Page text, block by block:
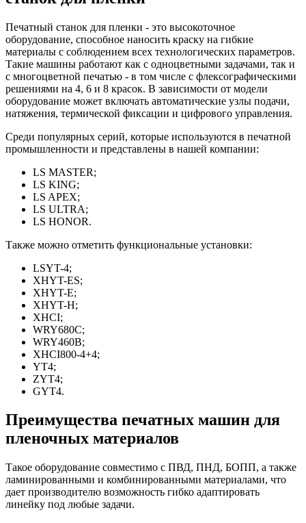
Печатный станок для пленки - это высокоточное
оборудование, способное наносить краску на гибкие
материалы с соблюдением всех технологических параметров.
Такие машины работают как с одноцветными задачами, так и
с многоцветной печатью - в том числе с флексографическими
решениями на 4, 6 и 8 красок. В зависимости от модели
оборудование может включать автоматические узлы подачи,
натяжения, термической фиксации и цифрового управления.
Среди популярных серий, которые используются в печатной
промышленности и представлены в нашей компании:
LS MASTER;
LS KING;
LS APEX;
LS ULTRA;
LS HONOR.
Также можно отметить функциональные установки:
LSYT-4;
XHYT-ES;
XHYT-E;
XHYT-H;
XHCI;
WRY680C;
WRY460B;
XHCI800-4+4;
YT4;
ZYT4;
GYT4.
Преимущества печатных машин для
пленочных материалов
Такое оборудование совместимо с ПВД, ПНД, БОПП, а также
ламинированными и комбинированными материалами, что
дает производителю возможность гибко адаптировать
линейку под любые задачи.